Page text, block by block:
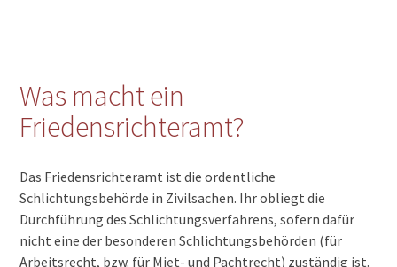
2825 Courchapoix
2824 Vicques
2823 Courcelon
2813 Ederswiler
2812 Movelier
2807 Pleigne
2807 Lucelle
Was macht ein
Friedensrichteramt?
Das Friedensrichteramt ist die ordentliche
Schlichtungsbehörde in Zivilsachen. Ihr obliegt die
Durchführung des Schlichtungsverfahrens, sofern dafür
nicht eine der besonderen Schlichtungsbehörden (für
Arbeitsrecht, bzw. für Miet- und Pachtrecht) zuständig ist.